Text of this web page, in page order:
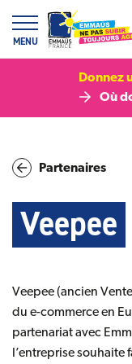
MENU
Donnez
Où
Partenaires
Veepee
Veepee (ancien
du e-commerce en
partenariat avec
l’entreprise souhaite
Panneau de gestion des